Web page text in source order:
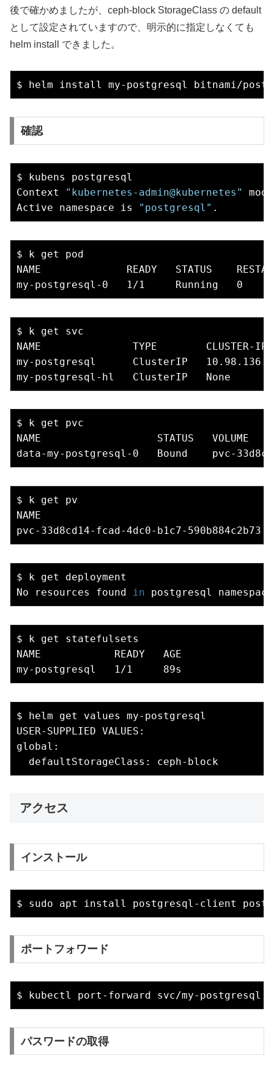
後で確かめましたが、ceph-block StorageClass の default
として設定されていますので、明示的に指定しなくても
helm install できました。
確認
$ kubens postgresql
Context
"kubernetes-admin@kubernetes"
Active namespace is
"postgresql"
$ k get pod
NAME              READY   STATUS
$ k get svc
NAME               TYPE        CLUSTER-IP
my-postgresql      ClusterIP
$ k get pvc
NAME                   STATUS   VOLUME
$ k get pv
NAME                                       CAPACITY
$ k get deployment
No resources found in
$ k get statefulsets
NAME            READY   AGE
$ helm get values my-postgresql
USER-SUPPLIED VALUES:
global:
アクセス
インストール
ポートフォワード
パスワードの取得